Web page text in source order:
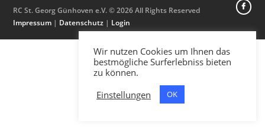
RC St. Georg Günhoven e.V. © 2026 All Rights Reserved
Impressum | Datenschutz | Login
Wir nutzen Cookies um Ihnen das
bestmögliche Surferlebniss bieten
zu können.
Einstellungen
OK